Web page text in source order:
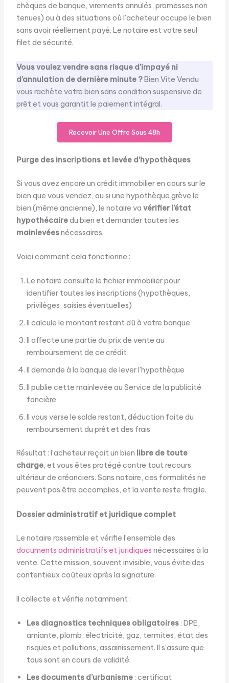
chèques de banque, virements annulés, promesses non
tenues) ou à des situations où l’acheteur occupe le bien
sans avoir réellement payé. Le notaire est votre seul
filet de sécurité.
Vous voulez vendre sans risque d’impayé ni
d’annulation de dernière minute ?Bien Vite Vendu
vous rachète votre bien sans condition suspensive de
prêt et vous garantit le paiement intégral.
Recevoir Une Offre Sous 48h
Purge des inscriptions et levée d’hypothèques
Si vous avez encore un crédit immobilier en cours sur le
bien que vous vendez, ou si une hypothèque grève le
bien (même ancienne), le notaire va vérifier l’état
hypothécairedu bien et demander toutes les
mainlevéesnécessaires.
Voici comment cela fonctionne :
Le notaire consulte le fichier immobilier pour
identifier toutes les inscriptions (hypothèques,
privilèges, saisies éventuelles)
Il calcule le montant restant dû à votre banque
Il affecte une partie du prix de vente au
remboursement de ce crédit
Il demande à la banque de lever l’hypothèque
Il publie cette mainlevée au Service de la publicité
foncière
Il vous verse le solde restant, déduction faite du
remboursement du prêt et des frais
Résultat : l’acheteur reçoit un bien libre de toute
charge, et vous êtes protégé contre tout recours
ultérieur de créanciers. Sans notaire, ces formalités ne
peuvent pas être accomplies, et la vente reste fragile.
Dossier administratif et juridique complet
Le notaire rassemble et vérifie l’ensemble des
documents administratifs et juridiques nécessaires à la
vente. Cette mission, souvent invisible, vous évite des
contentieux coûteux après la signature.
Il collecte et vérifie notamment :
Les diagnostics techniques obligatoires: DPE,
amiante, plomb, électricité, gaz, termites, état des
risques et pollutions, assainissement. Il s’assure que
tous sont en cours de validité.
Les documents d’urbanisme: certificat